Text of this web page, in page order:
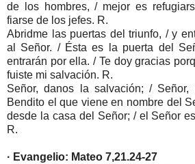
de los hombres, / mejor es
fiarse de los jefes. R.
Abridme las puertas del triunfo, / y
al Señor. / Ésta es la puerta del
entrarán por ella. / Te doy gracias
fuiste mi salvación. R.
Señor, danos la salvación; / Señor,
Bendito el que viene en nombre del
desde la casa del Señor; / el Señor
R.
· Evangelio: Mateo 7,21.24-27